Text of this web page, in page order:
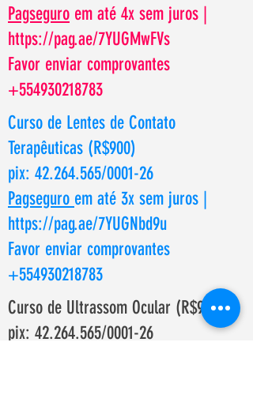
Pagseguro em até 4x sem juros |
https://pag.ae/7YUGMwFVs
Favor enviar comprovantes
+554930218783
Curso de Lentes de Contato
Terapêuticas (R$900)
pix: 42.264.565/0001-26
Pagseguro em até 3x sem juros |
https://pag.ae/7YUGNbd9u
Favor enviar comprovantes
+554930218783
Curso de Ultrassom Ocular (R$900)
pix: 42.264.565/0001-26